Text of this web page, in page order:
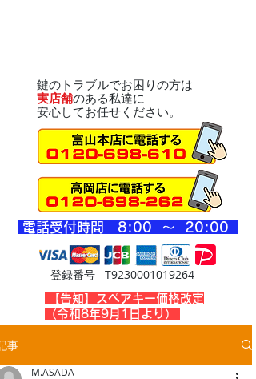
鍵のトラブルでお困りの方は
実店舗のある私達に
安心してお任せください。
登録番号 T9230001019264
​電話受付時間 8:00 ～ 20:00
​【告知】スペアキー価格改定
（令和8年9月1日より）
事
M.ASADA